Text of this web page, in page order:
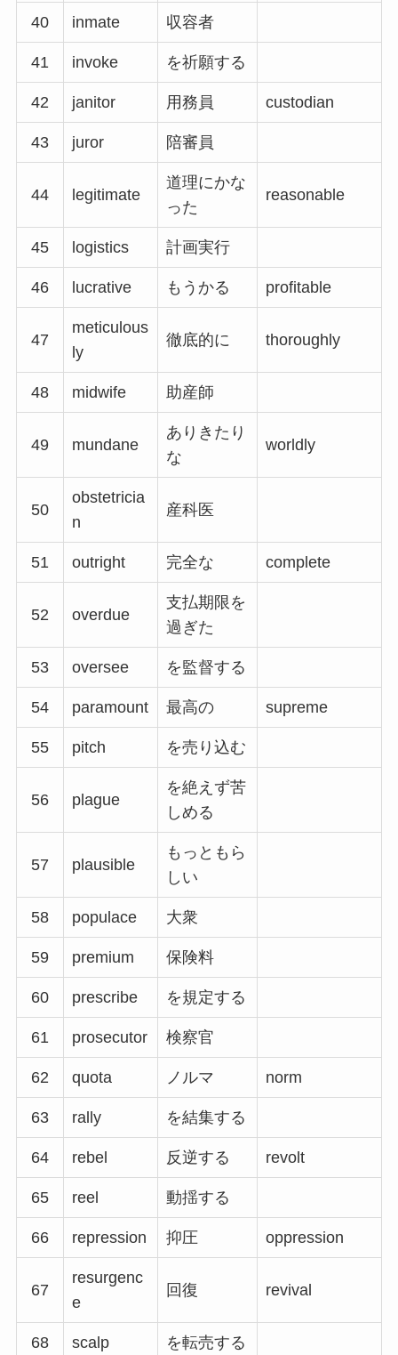
40 inmate 収容者
41 invoke を祈願する
42 janitor 用務員 custodian
43 juror 陪審員
44 legitimate
道理にかな
った
reasonable
45 logistics 計画実行
46 lucrative もうかる profitable
47
meticulous
ly
徹底的に thoroughly
48 midwife 助産師
49 mundane
ありきたり
な
worldly
50
obstetricia
n
産科医
51 outright 完全な complete
52 overdue
支払期限を
過ぎた
53 oversee を監督する
54 paramount 最高の supreme
55 pitch を売り込む
56 plague
を絶えず苦
しめる
57 plausible
もっともら
しい
58 populace 大衆
59 premium 保険料
60 prescribe を規定する
61 prosecutor 検察官
62 quota ノルマ norm
63 rally を結集する
64 rebel 反逆する revolt
65 reel 動揺する
66 repression 抑圧 oppression
67
resurgenc
e
回復 revival
68 scalp を転売する